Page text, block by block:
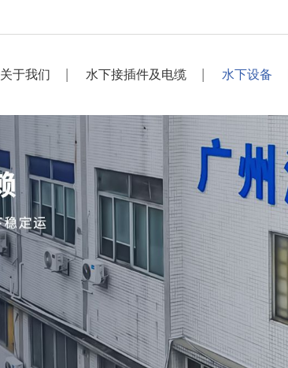
关于我们 水下接插件及电缆 水下设备